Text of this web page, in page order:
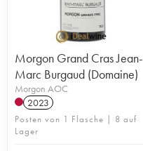
Morgon Grand Cras Jean-
Marc Burgaud (Domaine)
Morgon AOC
2023
Posten von 1 Flasche | 8 auf
Lager